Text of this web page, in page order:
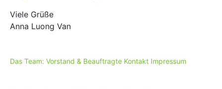
Viele Grüße
Anna Luong Van
Das Team: Vorstand & Beauftragte Kontakt Impressum